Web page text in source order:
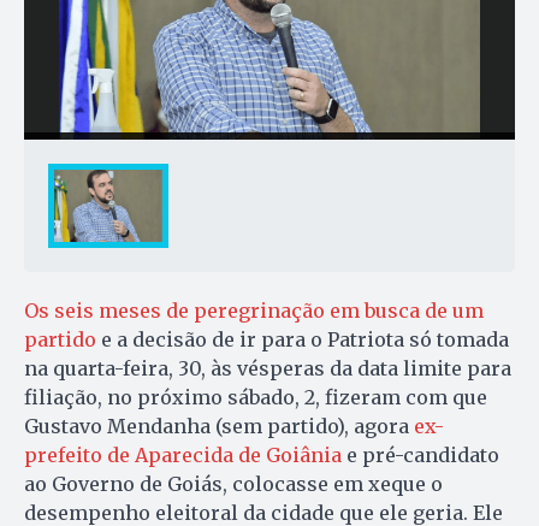
Os seis meses de peregrinação em busca de um
partido e a decisão de ir para o Patriota só tomada
na quarta-feira, 30, às vésperas da data limite para
filiação, no próximo sábado, 2, fizeram com que
Gustavo Mendanha (sem partido), agora ex-
prefeito de Aparecida de Goiânia e pré-candidato
ao Governo de Goiás, colocasse em xeque o
desempenho eleitoral da cidade que ele geria. Ele